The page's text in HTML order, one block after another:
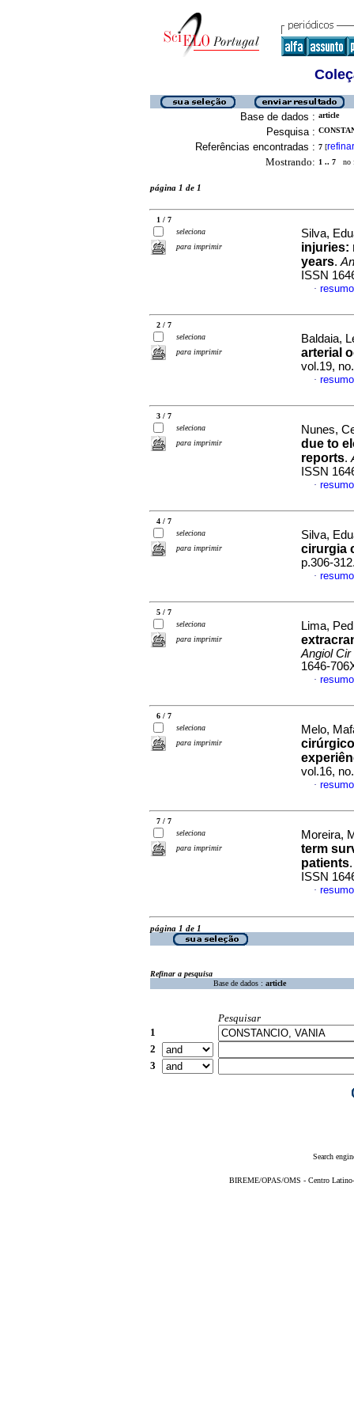
Base de dados : article
Pesquisa :
Referências encontradas : 7 [refinar
Mostrando: 1 .. 7 no
página 1 de 1
1 / 7
seleciona
para imprimir
Silva,
injuries:
years.
ISSN
·
2 / 7
seleciona
para imprimir
Baldaia,
arterial
vol.19,
·
3 / 7
seleciona
para imprimir
Nunes,
due to
reports.
ISSN
·
4 / 7
seleciona
para imprimir
Silva,
cirurgia
p.306-
·
5 / 7
seleciona
para imprimir
Lima,
Angiol Cir
1646-
·
6 / 7
seleciona
para imprimir
Melo,
vol.16,
·
7 / 7
seleciona
para imprimir
Moreira,
term
patients
ISSN
·
página 1 de 1
Refinar a pesquisa
Base de dados : article
Pesquisar
1
2
3
Search
BIREME/OPAS/OMS - Centro Latino-